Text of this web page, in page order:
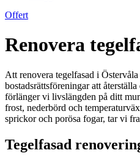
Offert
Renovera
Att renovera tegelfasad i
bostadsrättsföreningar att
förlänger vi livslängden på ditt
frost, nederbörd och
sprickor och porösa fogar, tar vi
Tegelfasad